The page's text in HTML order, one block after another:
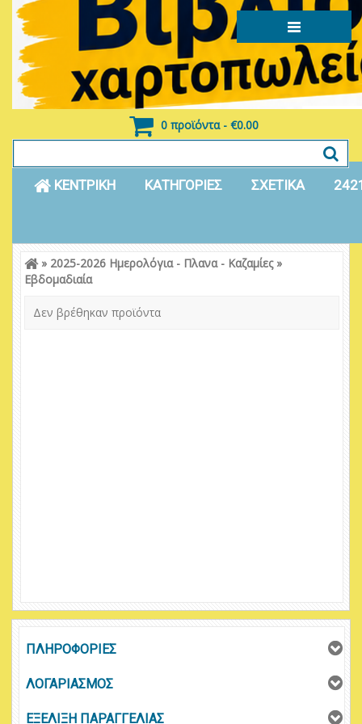
0 προϊόντα - €0.00
ΚΕΝΤΡΙΚΗ ΚΑΤΗΓΟΡΙΕΣ ΣΧΕΤΙΚΑ
Είσοδος Εγγραφή
» 2025-2026 Ημερολόγια - Πλανα - Καζαμίες»
Εβδομαδιαία
Δεν βρέθηκαν προϊόντα
ΠΛΗΡΟΦΟΡΙΕΣ
ΛΟΓΑΡΙΑΣΜΟΣ
ΕΞΕΛΙΞΗ ΠΑΡΑΓΓΕΛΙΑΣ